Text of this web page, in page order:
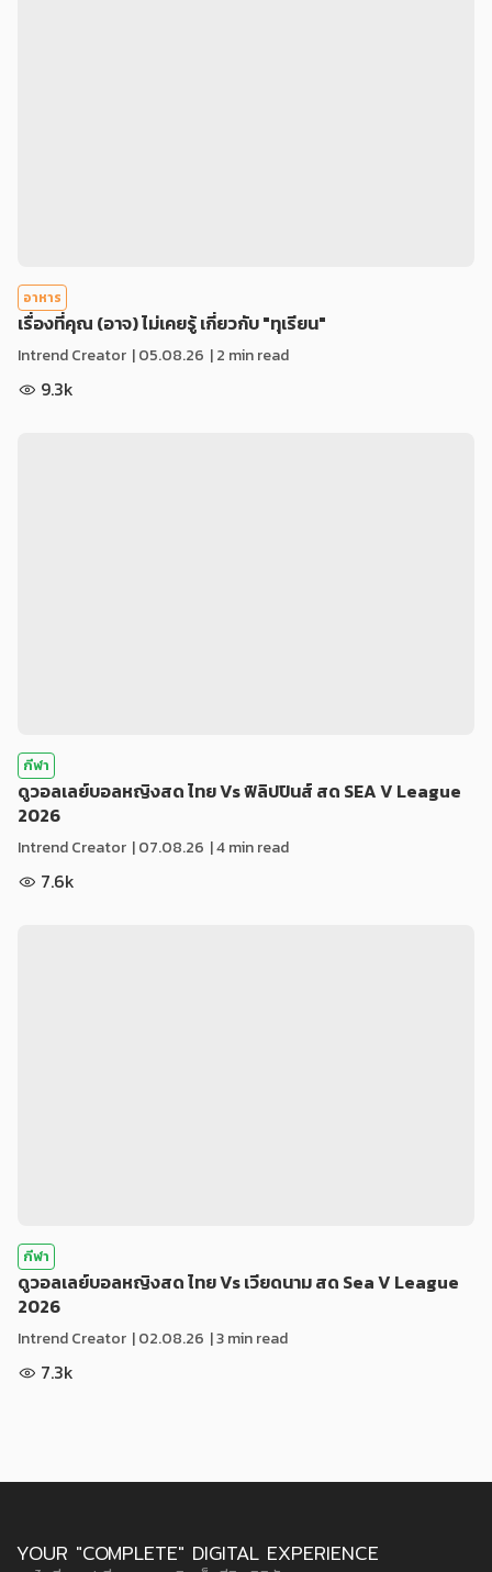
อาหาร
เรื่องที่คุณ (อาจ) ไม่เคยรู้ เกี่ยวกับ "ทุเรียน"
Intrend Creator |05.08.26 | 2 min read
9.3k
กีฬา
ดูวอลเลย์บอลหญิงสด ไทย Vs ฟิลิปปินส์ สด SEA V League
2026
Intrend Creator |07.08.26 | 4 min read
7.6k
กีฬา
ดูวอลเลย์บอลหญิงสด ไทย Vs เวียดนาม สด Sea V League
2026
Intrend Creator |02.08.26 | 3 min read
7.3k
YOUR "COMPLETE" DIGITAL EXPERIENCE